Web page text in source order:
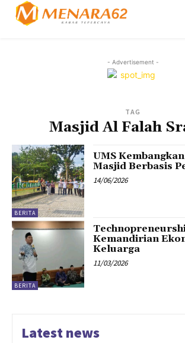
- Advertisement -
TAG
Masjid Al Falah
BERITA
UMS
Masjid Berbasis
14/06/2026
BERITA
Kemandirian
Keluarga
11/03/2026
Latest news